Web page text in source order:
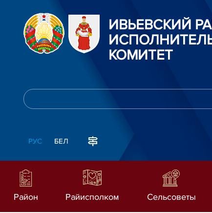
ИВЬЕВСКИЙ
КОМИТЕТ
РУС БЕЛ
Район Райисполком Сельсоветы